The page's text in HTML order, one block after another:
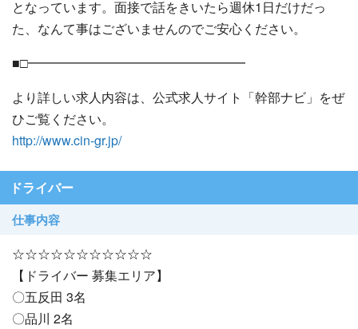
となっています。面接で話をきいたら週休1日だけだっ
た、なんて事はございませんのでご安心ください。
■□━━━━━━━━━━━━━━━━━
より詳しい求人内容は、公式求人サイト「幹部ナビ」をぜ
ひご覧ください。
http://www.cin-gr.jp/
ドライバー
仕事内容
☆☆☆☆☆☆☆☆☆☆☆
【ドライバー 募集エリア】
〇五反田 3名
〇品川 2名